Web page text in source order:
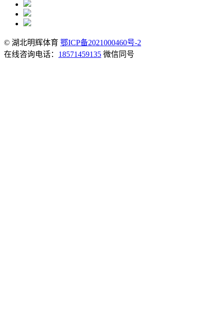
© 湖北明辉体育 鄂ICP备2021000460号-2
在线咨询电话： 18571459135 微信同号